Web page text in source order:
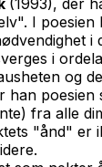
I poesien
i
i
og
poesien
fra alle
"ånd" er